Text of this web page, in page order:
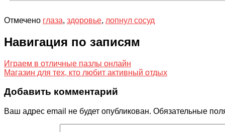
Отмечено глаза, здоровье, лопнул сосуд
Навигация по записям
Играем в отличные пазлы онлайн
Магазин для тех, кто любит активный отдых
Добавить комментарий
Ваш адрес email не будет опубликован. Обязательные